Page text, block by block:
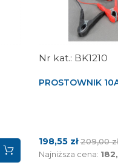
BK1210
PROSTOWNIK
Cena
198,55 złCena
209,00
Najniższa cena: